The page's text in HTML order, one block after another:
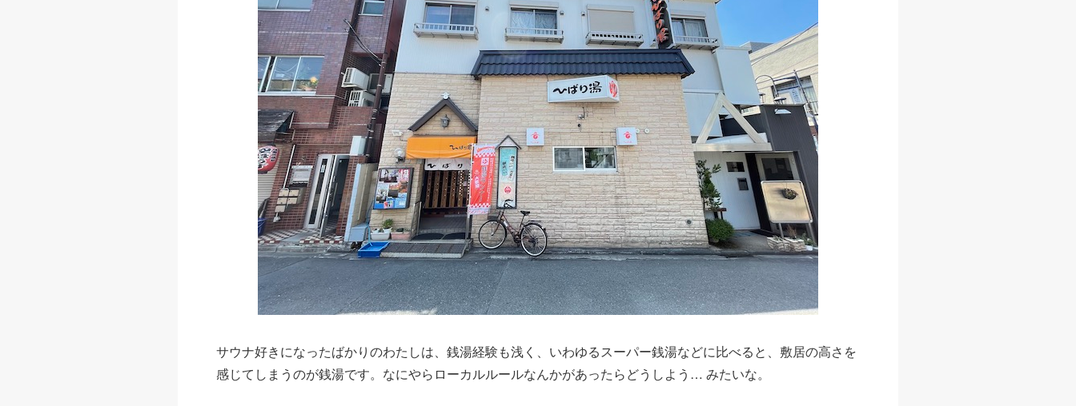
サウナ好きになったばかりのわたしは、銭湯経験も浅く、いわゆるスーパー銭湯などに比べると、敷居の高さを
感じてしまうのが銭湯です。なにやらローカルルールなんかがあったらどうしよう… みたいな。